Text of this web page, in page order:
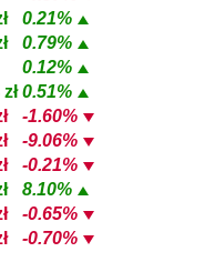
0.21%
0.79%
0.12%
0.51%
-1.60%
-9.06%
-0.21%
8.10%
-0.65%
-0.70%